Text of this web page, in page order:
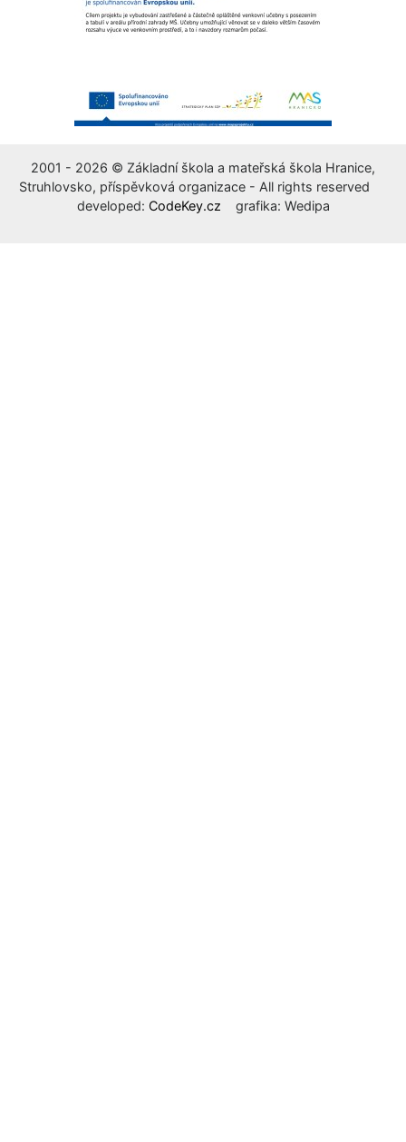
2001 - 2026 © Základní škola a mateřská škola Hranice,
Struhlovsko, příspěvková organizace - All rights reserved
developed: CodeKey.cz grafika: Wedipa